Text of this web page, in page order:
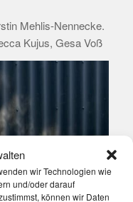
wir Technologien wie
und/oder darauf
können wir Daten
Mehlis-Nennecke.
Kujus, Gesa Voß